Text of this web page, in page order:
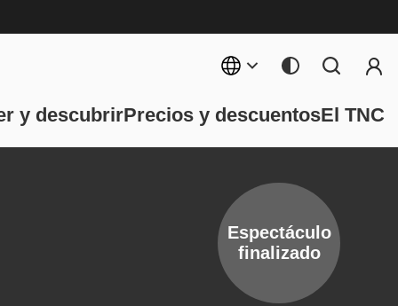
y descubrirPrecios y descuentosEl TNC
Espectáculo
finalizado